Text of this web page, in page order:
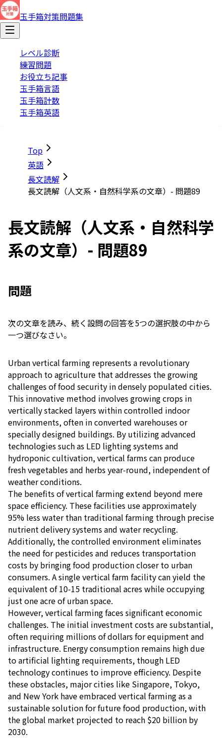
玉手箱対策問題集
レベル診断
練習問題
お役立ち記事
玉手箱言語
玉手箱計数
玉手箱英語
Top
英語
長文読解
長文読解（人文系・自然科学系の文章）- 問題89
長文読解（人文系・自然科学
系の文章）- 問題89
問題
次の文章を読み、続く設問の回答を5つの選択肢の中から
一つ選びなさい。
Urban vertical farming represents a revolutionary
approach to agriculture that addresses the growing
challenges of food security in densely populated cities.
This innovative method involves growing crops in
vertically stacked layers within controlled indoor
environments, often in converted warehouses or
specially designed buildings. By utilizing advanced
technologies such as LED lighting systems and
hydroponic cultivation, vertical farms can produce
fresh vegetables and herbs year-round, independent of
weather conditions.
The benefits of vertical farming extend beyond mere
space efficiency. These facilities use approximately
95% less water than traditional farming through precise
nutrient delivery systems and water recycling.
Additionally, the controlled environment eliminates
the need for pesticides and reduces transportation
costs by bringing food production closer to urban
consumers. A single vertical farm facility can yield the
equivalent of 10-15 traditional acres while occupying
just one acre of urban space.
However, vertical farming faces significant economic
challenges. The initial investment costs are substantial,
often requiring millions of dollars for equipment and
infrastructure. Energy consumption remains high due
to artificial lighting requirements, though LED
technology continues to improve efficiency. Despite
these obstacles, major cities like Singapore, Tokyo,
and New York have embraced vertical farming as a
sustainable solution for future food production, with
the global market projected to reach $20 billion by
2030.